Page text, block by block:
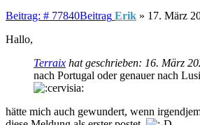
Beitrag: # 77840Beitrag Erik » 17. März
Hallo,
Terraix hat geschrieben: 16. März
nach Portugal oder genauer nach
hätte mich auch gewundert, wenn